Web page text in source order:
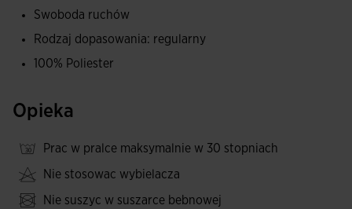
zapewniając przewiewność i suchość przez cały czas.
ograniczają ruchów. Wysoce odporne na zużycie,
przetarcia i pranie, co zwiększa ich trwałość.
Sportowy, podstawowy i prosty design z kontrastowymi
Swoboda ruchów
Rodzaj dopasowania: regularny
100% Poliester
Opieka
Prac w pralce maksymalnie w 30 stopniach
Nie stosowac wybielacza
Nie suszyc w suszarce bebnowej